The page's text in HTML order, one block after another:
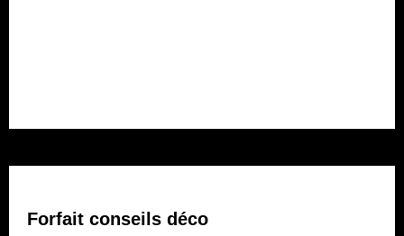
Forfait conseils déco